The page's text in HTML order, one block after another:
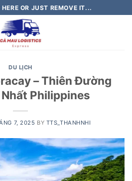
OR JUST REMOVE IT...
DU LỊCH
– Thiên Đường
Philippines
7, 2025 BY TTS_THANHNHI